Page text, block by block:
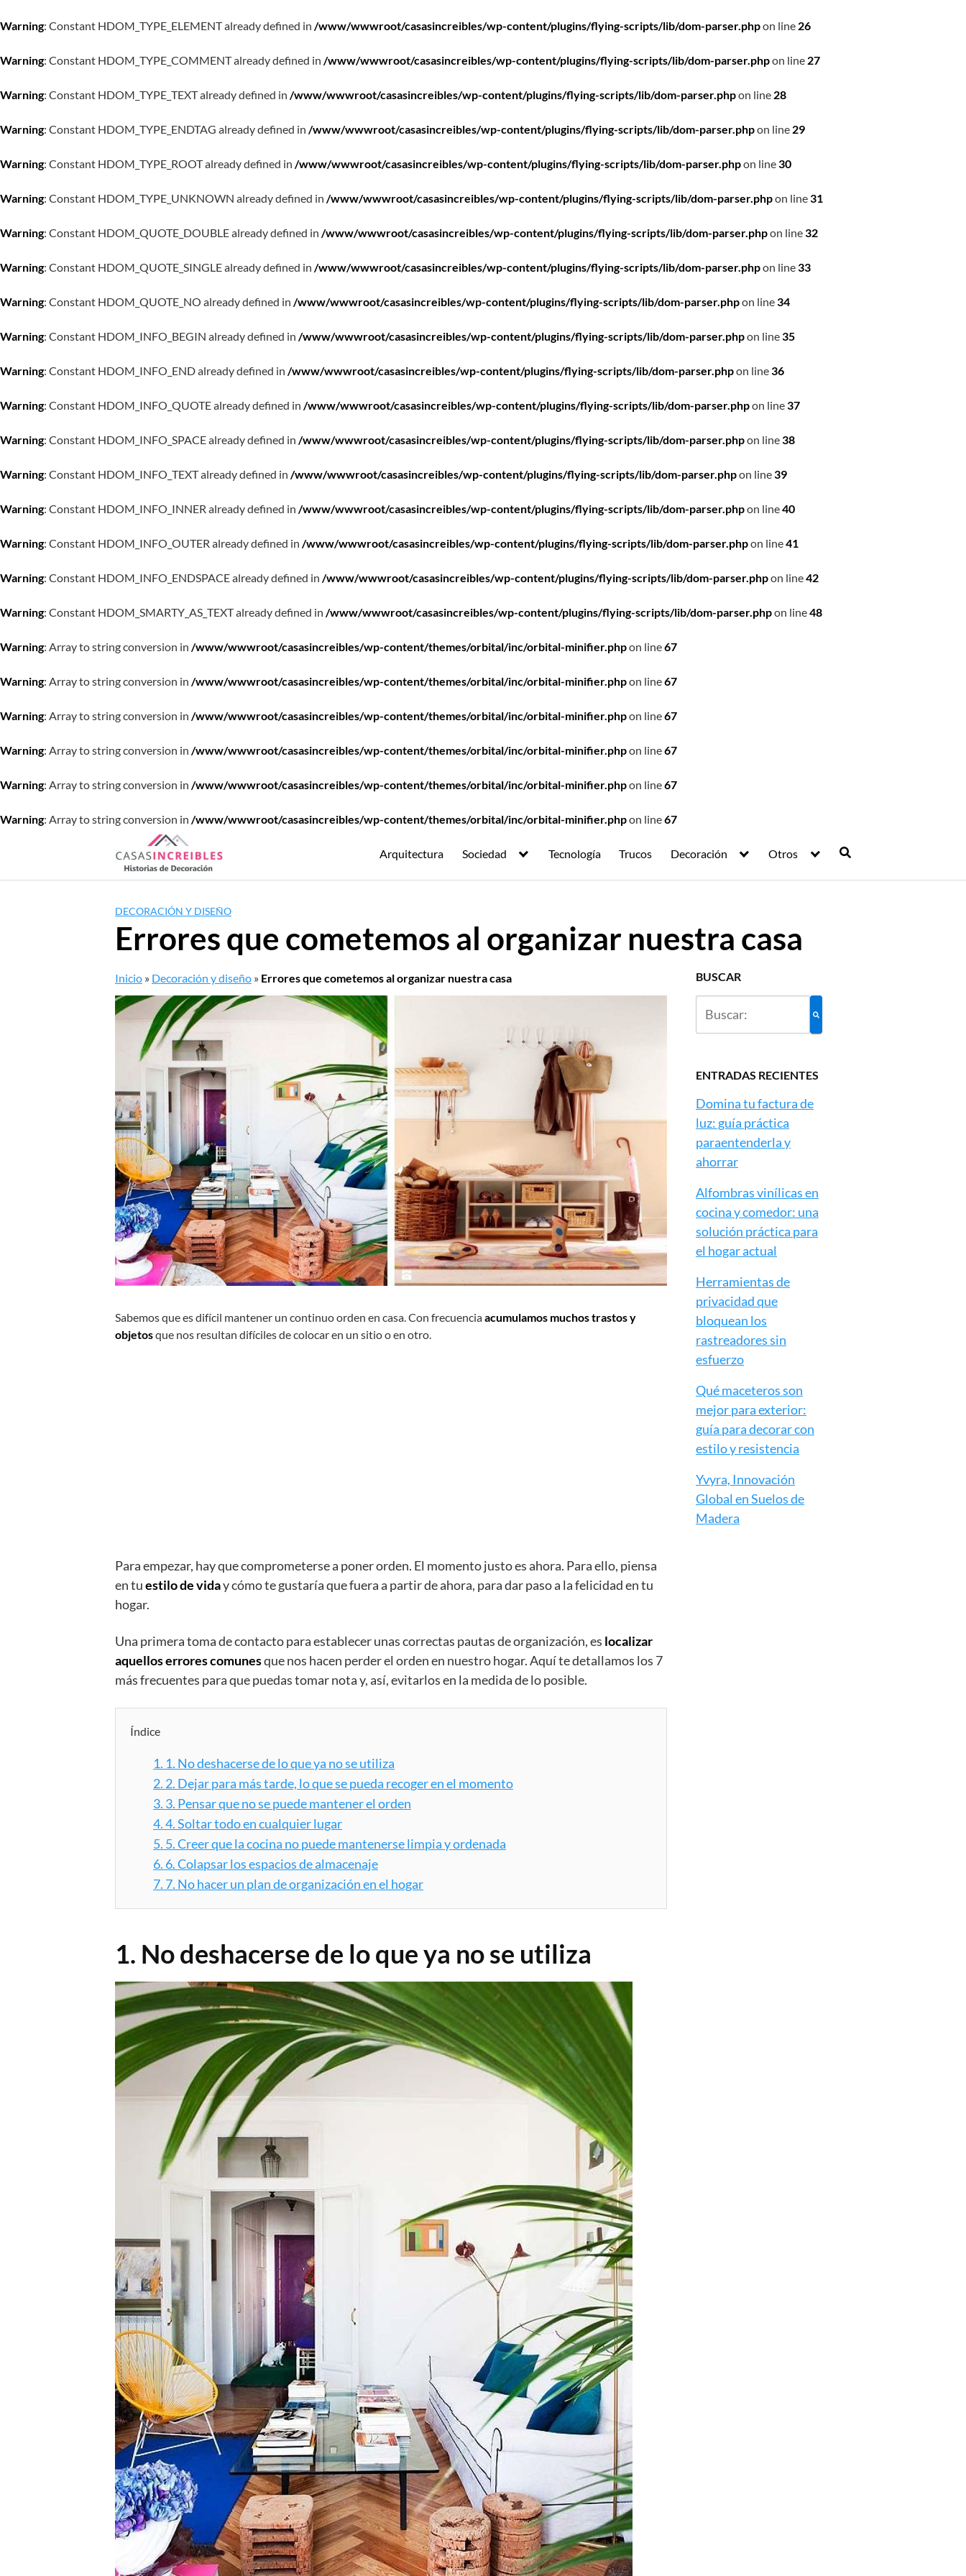
Warning: Constant HDOM_TYPE_ELEMENT already defined in /www/wwwroot/casasincreibles/wp-content/plugins/flying-scripts/lib/dom-parser.phpon line 26
Warning: Constant HDOM_TYPE_COMMENT already defined in /www/wwwroot/casasincreibles/wp-content/plugins/flying-scripts/lib/dom-parser.phpon line 27
Warning: Constant HDOM_TYPE_TEXT already defined in /www/wwwroot/casasincreibles/wp-content/plugins/flying-scripts/lib/dom-parser.phpon line 28
Warning: Constant HDOM_TYPE_ENDTAG already defined in /www/wwwroot/casasincreibles/wp-content/plugins/flying-scripts/lib/dom-parser.phpon line 29
Warning: Constant HDOM_TYPE_ROOT already defined in /www/wwwroot/casasincreibles/wp-content/plugins/flying-scripts/lib/dom-parser.phpon line30
Warning: Constant HDOM_TYPE_UNKNOWN already defined in /www/wwwroot/casasincreibles/wp-content/plugins/flying-scripts/lib/dom-parser.phpon line31
Warning: Constant HDOM_QUOTE_DOUBLE already defined in /www/wwwroot/casasincreibles/wp-content/plugins/flying-scripts/lib/dom-parser.phpon line32
Warning: Constant HDOM_QUOTE_SINGLE already defined in /www/wwwroot/casasincreibles/wp-content/plugins/flying-scripts/lib/dom-parser.phpon line33
Warning: Constant HDOM_QUOTE_NO already defined in /www/wwwroot/casasincreibles/wp-content/plugins/flying-scripts/lib/dom-parser.phpon line34
Warning: Constant HDOM_INFO_BEGIN already defined in /www/wwwroot/casasincreibles/wp-content/plugins/flying-scripts/lib/dom-parser.phpon line35
Warning: Constant HDOM_INFO_END already defined in /www/wwwroot/casasincreibles/wp-content/plugins/flying-scripts/lib/dom-parser.phpon line36
Warning: Constant HDOM_INFO_QUOTE already defined in /www/wwwroot/casasincreibles/wp-content/plugins/flying-scripts/lib/dom-parser.phpon line37
Warning: Constant HDOM_INFO_SPACE already defined in /www/wwwroot/casasincreibles/wp-content/plugins/flying-scripts/lib/dom-parser.phpon line38
Warning: Constant HDOM_INFO_TEXT already defined in /www/wwwroot/casasincreibles/wp-content/plugins/flying-scripts/lib/dom-parser.phpon line39
Warning: Constant HDOM_INFO_INNER already defined in /www/wwwroot/casasincreibles/wp-content/plugins/flying-scripts/lib/dom-parser.phpon line40
Warning: Constant HDOM_INFO_OUTER already defined in /www/wwwroot/casasincreibles/wp-content/plugins/flying-scripts/lib/dom-parser.phpon line41
Warning: Constant HDOM_INFO_ENDSPACE already defined in /www/wwwroot/casasincreibles/wp-content/plugins/flying-scripts/lib/dom-parser.phpon line42
Warning: Constant HDOM_SMARTY_AS_TEXT already defined in /www/wwwroot/casasincreibles/wp-content/plugins/flying-scripts/lib/dom-parser.phpon line48
Warning: Array to string conversion in /www/wwwroot/casasincreibles/wp-content/themes/orbital/inc/orbital-minifier.phpon line67
Warning: Array to string conversion in /www/wwwroot/casasincreibles/wp-content/themes/orbital/inc/orbital-minifier.phpon line67
Warning: Array to string conversion in /www/wwwroot/casasincreibles/wp-content/themes/orbital/inc/orbital-minifier.phpon line67
Warning: Array to string conversion in /www/wwwroot/casasincreibles/wp-content/themes/orbital/inc/orbital-minifier.phpon line67
Warning: Array to string conversion in /www/wwwroot/casasincreibles/wp-content/themes/orbital/inc/orbital-minifier.phpon line67
Warning: Array to string conversion in /www/wwwroot/casasincreibles/wp-content/themes/orbital/inc/orbital-minifier.phpon line67
Arquitectura Sociedad Tecnología Trucos Decoración Otros
DECORACIÓN Y DISEÑO
Errores que cometemos al organizar nuestra casa
Inicio » Decoración y diseño » Errores que cometemos al organizar nuestra casa
Sabemos que es difícil mantener un continuo orden en casa. Con frecuenciaacumulamos muchos trastos y
objetosque nos resultan difíciles de colocar en un sitio o en otro.
Para empezar, hay que comprometerse a poner orden. El momento justo es ahora. Para ello, piensa
en tuestilo de viday cómo te gustaría que fuera a partir de ahora, para dar paso a la felicidad en tu
hogar.
Una primera toma de contacto para establecer unas correctas pautas de organización, es localizar
aquellos errores comunesque nos hacen perder el orden en nuestro hogar. Aquí te detallamos los 7
más frecuentes para que puedas tomar nota y, así, evitarlos en la medida de lo posible.
Índice
1. 1. No deshacerse de lo que ya no se utiliza
2. 2. Dejar para más tarde, lo que se pueda recoger en el momento
3. 3. Pensar que no se puede mantener el orden
4.4. Soltar todo en cualquier lugar
5. 5. Creer que la cocina no puede mantenerse limpia y ordenada
6. 6. Colapsar los espacios de almacenaje
7. 7. No hacer un plan de organización en el hogar
1. No deshacerse de lo que ya no se utiliza
BUSCAR
ENTRADAS RECIENTES
Domina tu factura de
luz: guía práctica
paraentenderla y
ahorrar
Alfombras vinílicas en
cocina y comedor: una
solución práctica para
el hogar actual
Herramientas de
privacidad que
bloquean los
rastreadores sin
esfuerzo
Qué maceteros son
mejor para exterior:
guía para decorar con
estilo y resistencia
Yvyra, Innovación
Global en Suelos de
Madera